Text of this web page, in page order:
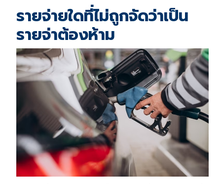
รายจ่ายใดที่ไม่ถูกจัดว่าเป็น
รายจ่าต้องห้าม